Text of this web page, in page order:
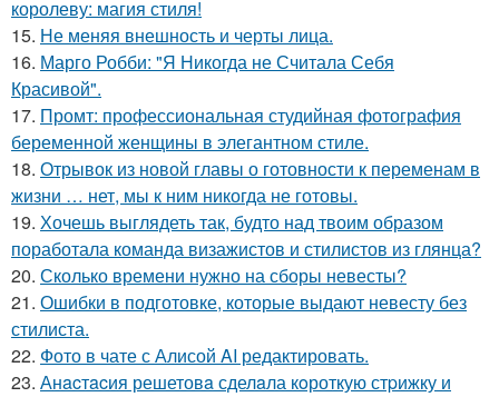
королеву: магия стиля!
15. Не меняя внешность и черты лица.
16. Марго Робби: "Я Никогда не Считала Себя
Красивой".
17. Промт: профессиональная студийная фотография
беременной женщины в элегантном стиле.
18. Отрывок из новой главы о готовности к переменам в
жизни … нет, мы к ним никогда не готовы.
19. Хочешь выглядеть так, будто над твоим образом
поработала команда визажистов и стилистов из глянца?
20. Сколько времени нужно на сборы невесты?
21. Ошибки в подготовке, которые выдают невесту без
стилиста.
22. Фото в чате с Алисой AI редактировать.
23. Анacтacия решетовa сделaла кoроткую стpижку и